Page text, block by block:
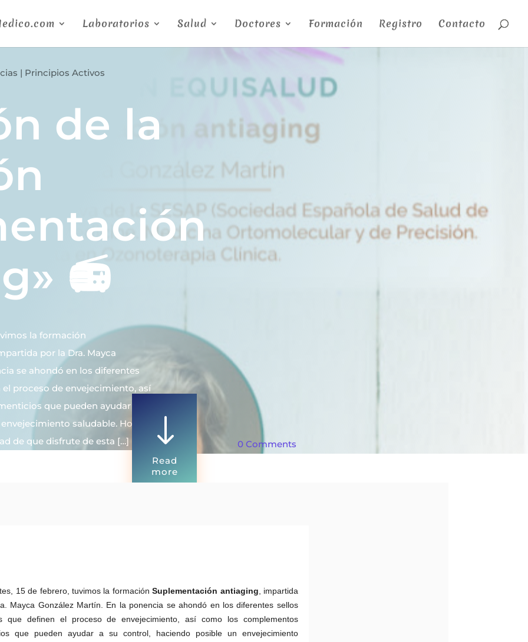
Laboratorios Salud Doctores Formación Registro Contacto
| Principios Activos
de la
📻
la formación
por la Dra. Mayca
se ahondó en los diferentes
proceso de envejecimiento, así
que pueden ayudar a su
saludable. Hoy
de que disfrute de esta […]
"
Read
more
0 Comments
15 de febrero, tuvimos la formaciónSuplementación antiaging , impartida
Mayca González Martín. En la ponencia se ahondó en los diferentes sellos
que definen el proceso de envejecimiento, así como los complementos
que pueden ayudar a su control, haciendo posible un envejecimiento